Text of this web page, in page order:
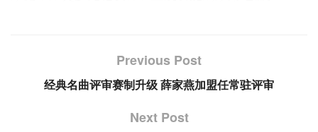
Previous Post
经典名曲评审赛制升级 薛家燕加盟任常驻评审
Next Post